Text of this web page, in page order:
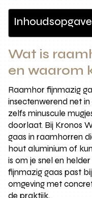
Wat is
en waarom
Raamhor fijnmazig
insectenwerend net
zelfs minuscule
doorlaat. Bij Kronos
gaas in raamhorren
hout aluminium of
is om je snel en
fijnmazig gaas past
omgeving met
de praktijk.